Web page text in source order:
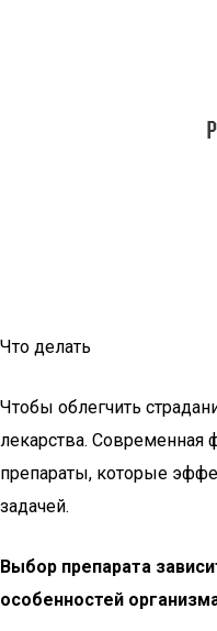
Что делать
Чтобы облегчить
лекарства. Современная
препараты, которые
задачей.
Выбор препарата
особенностей